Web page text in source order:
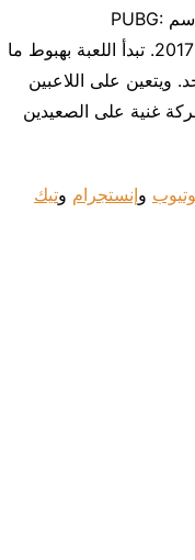
ترتكز لعبة PUBG MOBILE المخصصة للهواتف الجوالة على النسخة الأصلية المعروفة باسم PUBG:
BATTLEGROUNDS والتي حققت ظاهرة عالمية واجتاحت عالم التسلية التفاعلية سنة 2017. تبدأ اللعبة بهبوط ما
ويتعين على اللاعبين
غنية على الصعيدين
وإنستجرام وتيك